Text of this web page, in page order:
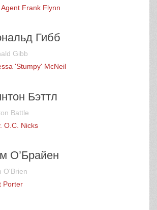
Agent Frank Flynn
Гибб
Gibb
'Stumpy' McNeil
Бэттл
Battle
O.C. Nicks
О’Брайен
O'Brien
Porter